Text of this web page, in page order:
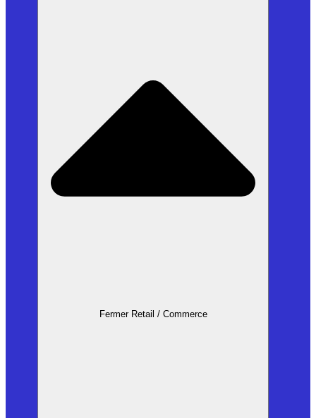
Fermer Retail / Commerce